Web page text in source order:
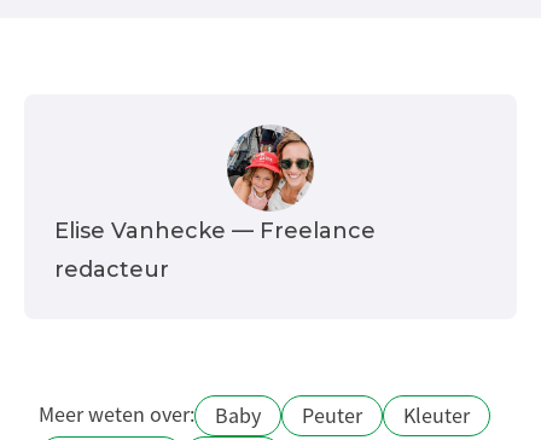
Elise Vanhecke — Freelance
redacteur
Meer weten over: Baby Peuter
Kleuter